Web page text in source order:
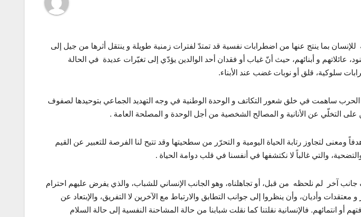
بما ينتج عنها من اضطرابات نفسية قد تمتدّ لفترات زمنية طويلة و ينتقل أثرها من جيل إلى
عائلاتهم و أبنائهم، حيث أنّ غياب أو فقدان أحد الوالدين يؤدّي إلى تغيّرات عديدة في الحالة
سلوكية، قلق أو نوبات غضب عند الأبناء.
الحرب ساهمت في خلق شعور التكاتف و الوحدة الوطنية في وجه التهديد الجماعي بتوحيدها لصفوف
على التخلّي عن الأنانية و المصالح الشخصية من أجل الوحدة و المصلحة العامة .
ومعنى لتجاوز رتابة الحياة اليومية و التحرّر من سطحيتها وقد تتيح لنا الفرصة للتعبير عن القيم
والتي غالباً لا نكتشفها في أنفسنا في قلب دوامة الحياة .
آخر لم نلحظه من قبل، أو تجاهلناه، وهو الجانب الإنساني للشباب، والذي يفرض عليهم احترام
معتقدات وأديان، وأن ينظروا إلى جوانب التطابق والارتباط مع الآخرين لا التفريق، والإبتعاد عن
انتمائهم. فالإنسانية نقلتنا كما نقلت شبابنا من حالة المشاحنة النفسية إلى حالة السلام